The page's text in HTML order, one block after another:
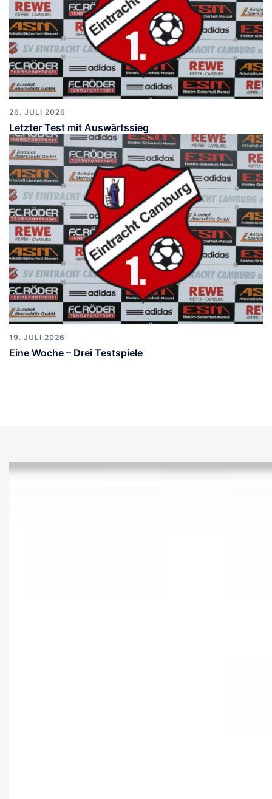
26. JULI 2026
Letzter Test mit Auswärtssieg
19. JULI 2026
Eine Woche – Drei Testspiele